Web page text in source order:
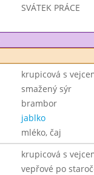
SVÁTEK PRÁCE
krupicová s
smažený sýr
brambor
jablko
mléko, čaj
krupicová s
vepřové po